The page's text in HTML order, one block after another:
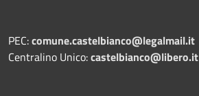
PEC:comune.castelbianco@legalmail.it
Centralino Unico:castelbianco@libero.it